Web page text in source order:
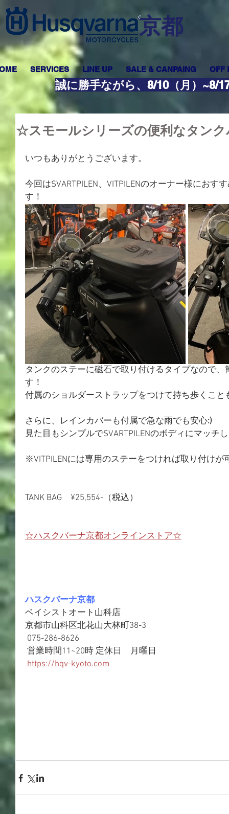
​京都
SERVICES LINE UP SALE & CANPAING OFF
誠に勝手ながら、8/10（月）~8/
☆スモールシリーズの便利なタン
いつもありがとうございます。
今回はSVARTPILEN、VITPILENのオーナー様におす
す！
タンクのステーに磁石で取り付けるタイプなので
す！
付属のショルダーストラップをつけて持ち歩くこと
さらに、レインカバーも付属で急な雨でも安心:)
見た目もシンプルでSVARTPILENのボディにマッチ
※VITPILENには専用のステーをつければ取り付けが
TANK BAG　¥25,554-（税込）
☆ハスクバーナ京都オンラインストア☆
ハスクバーナ京都
ベイシストオート山科店
京都市山科区北花山大林町38-3
075-286-8626
営業時間11~20時 定休日　月曜日
https://hqv-kyoto.com